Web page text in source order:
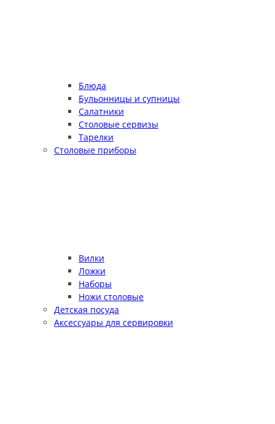
Блюда
Бульонницы и супницы
Салатники
Столовые сервизы
Тарелки
Столовые приборы
Вилки
Ложки
Наборы
Ножи столовые
Детская посуда
Аксессуары для сервировки